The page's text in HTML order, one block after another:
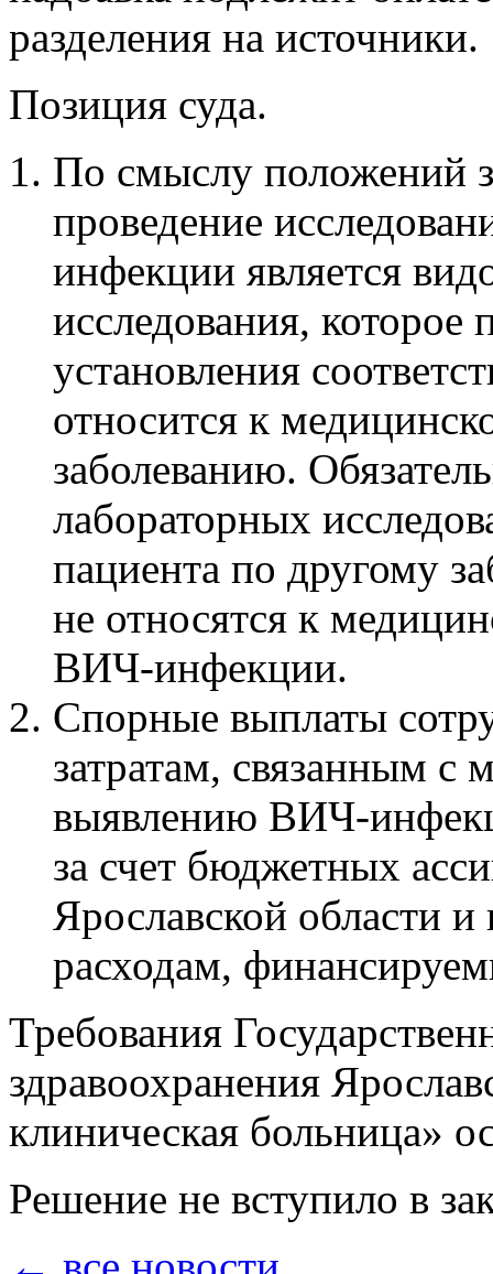
разделения на источники.
Позиция суда.
По смыслу положений
проведение
инфекции является
исследования, которое
установления
относится к
заболеванию.
лабораторных
пациента по другому
не относятся к
ВИЧ-инфекции.
Спорные выплаты
затратам, связанным с
выявлению ВИЧ-
за счет бюджетных
Ярославской области
расходам,
Требования
здравоохранения
клиническая больница»
Решение не вступило в